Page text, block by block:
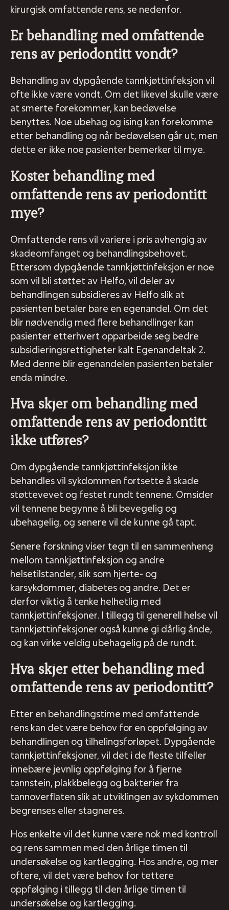
kirurgisk omfattende rens, se nedenfor.
Er behandling med omfattende
rens av periodontitt vondt?
Behandling av dypgående tannkjøttinfeksjon vil
ofte ikke være vondt. Om det likevel skulle være
at smerte forekommer, kan bedøvelse
benyttes. Noe ubehag og ising kan forekomme
etter behandling og når bedøvelsen går ut, men
dette er ikke noe pasienter bemerker til mye.
Koster behandling med
omfattende rens av periodontitt
mye?
Omfattende rens vil variere i pris avhengig av
skadeomfanget og behandlingsbehovet.
Ettersom dypgående tannkjøttinfeksjon er noe
som vil bli støttet av Helfo, vil deler av
behandlingen subsidieres av Helfo slik at
pasienten betaler bare en egenandel. Om det
blir nødvendig med flere behandlinger kan
pasienter etterhvert opparbeide seg bedre
subsidieringsrettigheter kalt Egenandeltak 2.
Med denne blir egenandelen pasienten betaler
enda mindre.
Hva skjer om behandling med
omfattende rens av periodontitt
ikke utføres?
Om dypgående tannkjøttinfeksjon ikke
behandles vil sykdommen fortsette å skade
støttevevet og festet rundt tennene. Omsider
vil tennene begynne å bli bevegelig og
ubehagelig, og senere vil de kunne gå tapt.
Senere forskning viser tegn til en sammenheng
mellom tannkjøttinfeksjon og andre
helsetilstander, slik som hjerte- og
karsykdommer, diabetes og andre. Det er
derfor viktig å tenke helhetlig med
tannkjøttinfeksjoner. I tillegg til generell helse vil
tannkjøttinfeksjoner også kunne gi dårlig ånde,
og kan virke veldig ubehagelig på de rundt.
Hva skjer etter behandling med
omfattende rens av periodontitt?
Etter en behandlingstime med omfattende
rens kan det være behov for en oppfølging av
behandlingen og tilhelingsforløpet. Dypgående
tannkjøttinfeksjoner, vil det i de fleste tilfeller
innebære jevnlig oppfølging for å fjerne
tannstein, plakkbelegg og bakterier fra
tannoverflaten slik at utviklingen av sykdommen
begrenses eller stagneres.
Hos enkelte vil det kunne være nok med kontroll
og rens sammen med den årlige timen til
undersøkelse og kartlegging. Hos andre, og mer
oftere, vil det være behov for tettere
oppfølging i tillegg til den årlige timen til
undersøkelse og kartlegging.